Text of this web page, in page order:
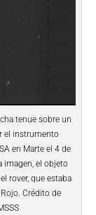
tenue sobre un
el instrumento
en Marte el 4 de
imagen, el objeto
rover, que estaba
Crédito de